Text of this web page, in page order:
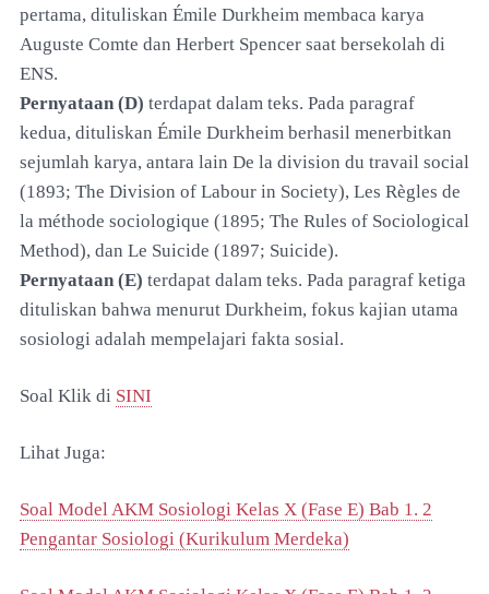
pertama, dituliskan Émile Durkheim membaca karya
Auguste Comte dan Herbert Spencer saat bersekolah di
ENS.
Pernyataan (D) terdapat dalam teks. Pada paragraf
kedua, dituliskan Émile Durkheim berhasil menerbitkan
sejumlah karya, antara lain De la division du travail social
(1893; The Division of Labour in Society), Les Règles de
la méthode sociologique (1895; The Rules of Sociological
Method), dan Le Suicide (1897; Suicide).
Pernyataan (E) terdapat dalam teks. Pada paragraf ketiga
dituliskan bahwa menurut Durkheim, fokus kajian utama
sosiologi adalah mempelajari fakta sosial.
Soal Klik di SINI
Lihat Juga:
Soal Model AKM Sosiologi Kelas X (Fase E) Bab 1. 2
Pengantar Sosiologi (Kurikulum Merdeka)